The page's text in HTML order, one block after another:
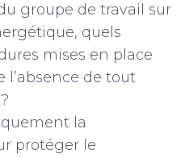
groupe de travail sur
quels
mises en place
l’absence de tout
la
protéger le